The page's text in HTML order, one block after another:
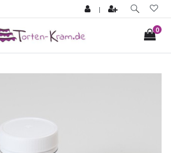
|
0